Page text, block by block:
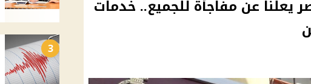
يعلنا عن مفاجأة للجميع.. خدمات
3